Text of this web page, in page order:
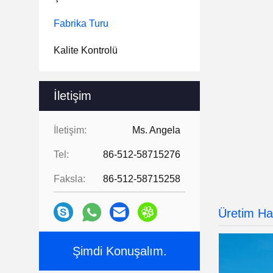
Fabrika Turu
Kalite Kontrolü
İletişim
İletişim: Ms. Angela
Tel: 86-512-58715276
Faksla: 86-512-58715258
Şimdi Konuşalım.
Üretim